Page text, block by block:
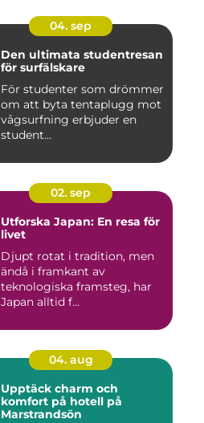
04. sep
Den ultimata studentresan
för surfälskare
För studenter som drömmer
om att byta tentaplugg mot
vågsurfning erbjuder en
student...
02. sep
Utforska Japan: En resa för
livet
Djupt rotat i tradition, men
ändå i framkant av
teknologiska framsteg, har
Japan alltid f...
04. aug
Upptäck charm och
komfort på hotell på
Marstrandsön